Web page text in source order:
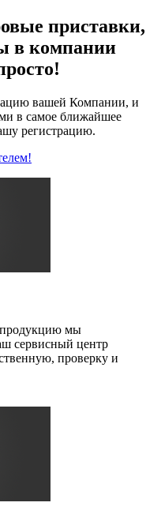
приставки,
в компании
вашей Компании, и
в самое ближайшее
регистрацию.
мы
сервисный центр
проверку и